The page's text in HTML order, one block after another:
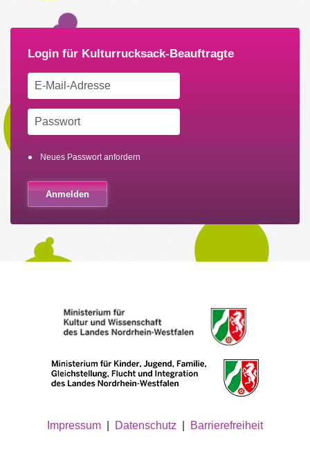
Neues Passwort anfordern
Impressum Datenschutz Barrierefreiheit